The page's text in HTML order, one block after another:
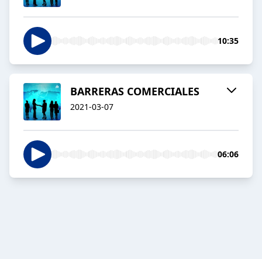
10:35
BARRERAS COMERCIALES
2021-03-07
06:06